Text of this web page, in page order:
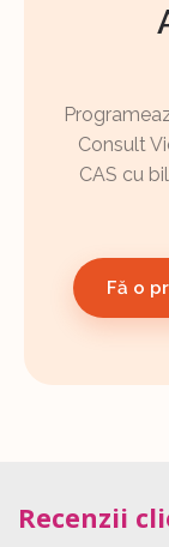
Consult
CAS cu
Fă o
Recenzii